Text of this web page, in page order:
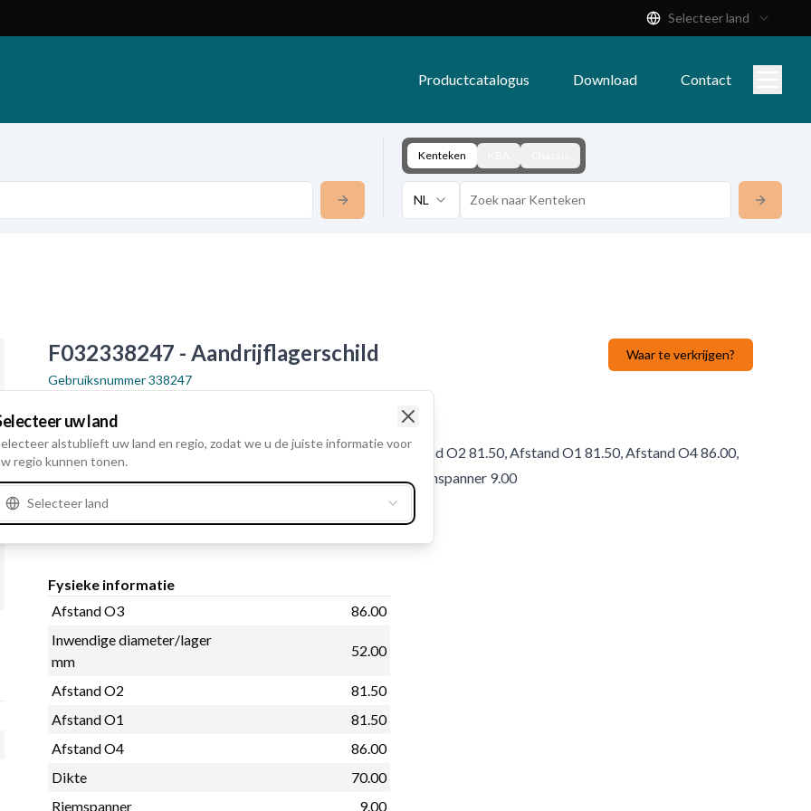
Selecteer land
Productcatalogus Download Contact
Kenteken
NL
F032338247 - Aandrijflagerschild
Waar te verkrijgen?
Gebruiksnummer338247
Details en beschrijving
Afstand O3 86.00, Inwendige diameter/lager mm 52.00, Afstand O2 81.50, Afstand O1 81.50, Afstand O4 86.00,
Houderarm diameter met schroefdraad 9.00, Dikte 70.00, Riemspanner 9.00
Fysieke informatie
Afstand O3
86.00
Inwendige diameter/lager
mm
52.00
Afstand O2
81.50
Afstand O1
81.50
Afstand O4
86.00
Dikte
70.00
Riemspanner
9.00
uw land
alstublieft uw land en regio, zodat we u de juiste informatie voor
regio kunnen tonen.
Selecteer land